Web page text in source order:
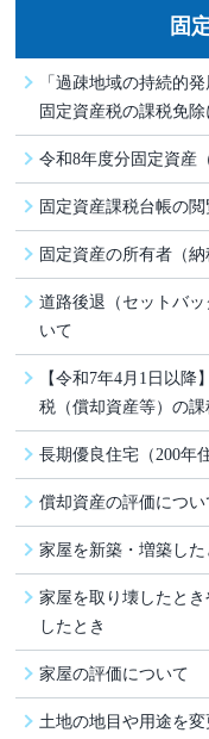
固
「過疎地域の持続的
固定資産税の課税免
令和8年度分固定資産
固定資産課税台帳の
固定資産の所有者（
道路後退（セットバ
いて
【令和7年4月1日以
税（償却資産等）の
長期優良住宅（200年
償却資産の評価につい
家屋を新築・増築した
家屋を取り壊したと
したとき
家屋の評価について
土地の地目や用途を変